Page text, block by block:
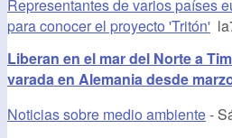
Representantes de varios países
para conocer el proyecto 'Tritón'
Liberan en el mar del Norte a
varada en Alemania desde
Noticias sobre medio ambiente-